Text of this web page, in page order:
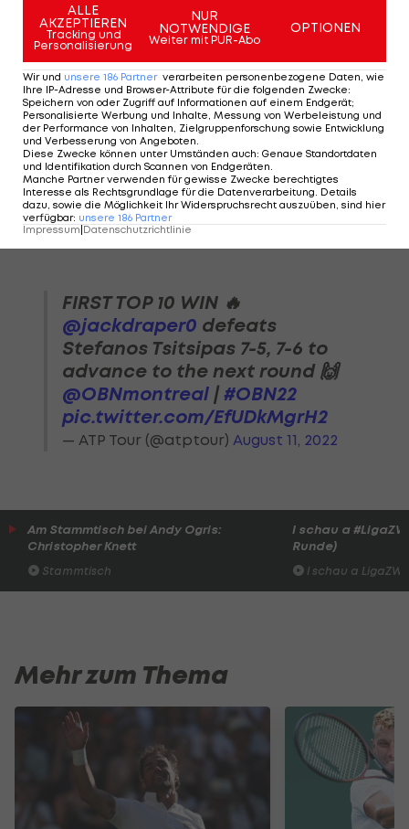
Norweger trifft auf den Kitzbühel-Champion
Roberto Bautista-Agut.
Lokalmatador Felix Auger-Aliassime steht auch
unter den besten 16 des Turniers. Der Kanadier
gewinnt gegen den Japaner Yoshihito Nishioka
mit 7:6(6) und 6:4 und bekommt es nun mit
Wimbledon-Halbfinalist Cameron Norrie zu tun.
Hier das VIDEO zum Matchball von Draper:
FIRST TOP 10 WIN 🔥
@jackdraper0 defeats
Stefanos Tsitsipas 7-5, 7-6 to
advance to the next round 🙌
@OBNmontreal | #OBN22
pic.twitter.com/EfUDkMgrH2
— ATP Tour (@atptour) August 11, 2022
Am Stammtisch bei Andy Ogris:
Christopher Knett
Stammtisch
I schau a
Runde)
I schau a LigaZWA
Mehr zum Thema
ALLE
AKZEPTIEREN
Tracking und
Personalisierung
NUR
NOTWENDIGE
Weiter mit PUR-Abo
OPTIONEN
Wir und unsere 186 Partner verarbeiten personenbezogene Daten, wie
Ihre IP-Adresse und Browser-Attribute für die folgenden Zwecke:
Speichern von oder Zugriff auf Informationen auf einem Endgerät;
Personalisierte Werbung und Inhalte, Messung von Werbeleistung und
der Performance von Inhalten, Zielgruppenforschung sowie Entwicklung
und Verbesserung von Angeboten.
Diese Zwecke können unter Umständen auch: Genaue Standortdaten
und Identifikation durch Scannen von Endgeräten.
Manche Partner verwenden für gewisse Zwecke berechtigtes
Interesse als Rechtsgrundlage für die Datenverarbeitung. Details
dazu, sowie die Möglichkeit Ihr Widerspruchsrecht auszuüben, sind hier
verfügbar: unsere 186 Partner
Impressum Datenschutzrichtlinie